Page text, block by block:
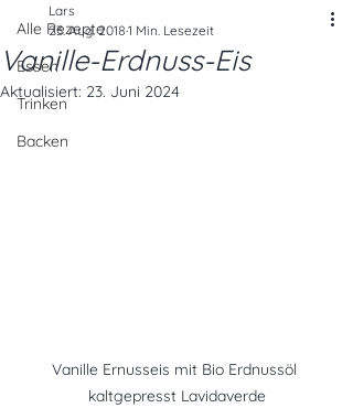
Alle Rezepte
Essen
Trinken
Backen
Vanille-Erdnuss-Eis
Lars
23. Aug. 2018 1 Min. Lesezeit
Aktualisiert: 23. Juni 2024
Vanille Ernusseis mit Bio Erdnussöl
kaltgepresst Lavidaverde